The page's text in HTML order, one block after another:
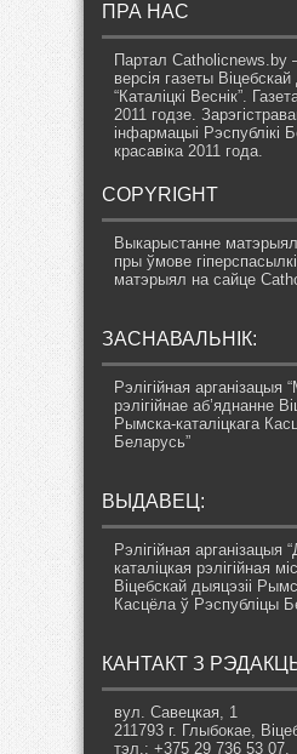
ПРА НАС
Партал Catholicnews.by
версія газеты Віцебскай
“Каталіцкі Веснік”.
2011 годзе.
інфармацыі Рэспублікі
красавіка 2011 года.
COPYRIGHT
Выкарыстанне
пры ўмове
матэрыял на сайце
ЗАСНАВАЛЬНІК:
Рэлігійная арганізацыя
рэлігійнае аб’яднанне
Рымска-каталіцкага
Беларусь”
ВЫДАВЕЦ:
Рэлігійная арганізацыя
каталіцкая рэлігійная
Віцебскай дыяцэзіі
Касцёла ў Рэспубліцы
КАНТАКТ З
вул. Савецкая, 1
211793 г. Глыбокае,
тэл.: +375 29 736 53 07,